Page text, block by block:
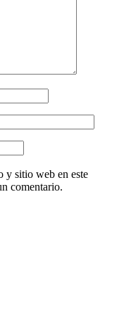
y sitio web en este
comentario.